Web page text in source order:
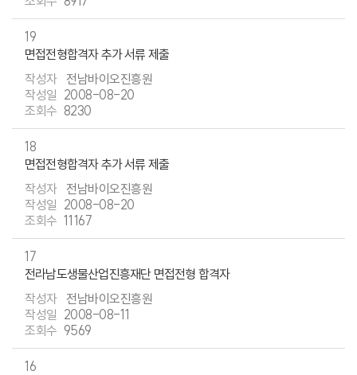
19
면접전형합격자 추가 서류 제출
전남바이오진흥원
2008-08-20
8230
18
면접전형합격자 추가 서류 제출
전남바이오진흥원
2008-08-20
11167
17
전라남도생물산업진흥재단 면접전형 합격자
전남바이오진흥원
2008-08-11
9569
16